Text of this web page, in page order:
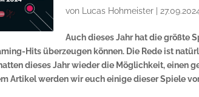
von Lucas Hohmeister
Auch dieses Jahr hat die größte
Hits überzeugen können. Die Rede ist
dieses Jahr wieder die Möglichkeit, einen
Artikel werden wir euch einige dieser Spiele